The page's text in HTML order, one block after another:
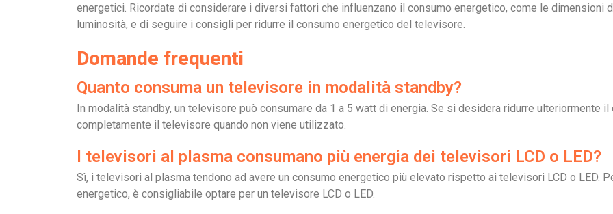
energetici. Ricordate di considerare i diversi fattori che influenzano il consumo energetico, come le dimensioni
luminosità, e di seguire i consigli per ridurre il consumo energetico del televisore.
Domande frequenti
Quanto consuma un televisore in modalità standby?
In modalità standby, un televisore può consumare da 1 a 5 watt di energia. Se si desidera ridurre ulteriormente
completamente il televisore quando non viene utilizzato.
I televisori al plasma consumano più energia dei televisori LCD o LED?
Sì, i televisori al plasma tendono ad avere un consumo energetico più elevato rispetto ai televisori LCD o LED.
energetico, è consigliabile optare per un televisore LCD o LED.